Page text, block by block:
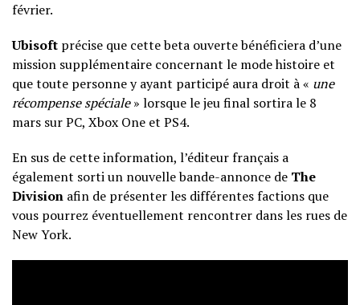
février.
Ubisoft précise que cette beta ouverte bénéficiera d’une
mission supplémentaire concernant le mode histoire et
que toute personne y ayant participé aura droit à « une
récompense spéciale» lorsque le jeu final sortira le 8
mars sur PC, Xbox One et PS4.
En sus de cette information, l’éditeur français a
également sorti un nouvelle bande-annonce de The
Division afin de présenter les différentes factions que
vous pourrez éventuellement rencontrer dans les rues de
New York.